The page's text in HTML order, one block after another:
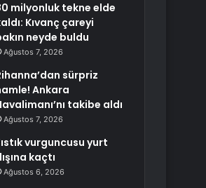
milyonluk tekne elde
Kıvanç çareyi
neyde buldu
Ağustos 7, 2026
sürpriz
Ankara
takibe aldı
Ağustos 7, 2026
vurguncusu yurt
kaçtı
Ağustos 6, 2026